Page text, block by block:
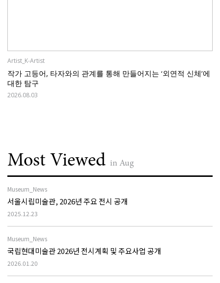
Artist_K-Artist
작가 고등어, 타자와의 관계를 통해 만들어지는 ‘외연적 신체’에
대한 탐구
2026.08.03
Most Viewed in Aug
Museum_News
서울시립미술관, 2026년 주요 전시 공개
2025.12.23
Museum_News
국립현대미술관 2026년 전시계획 및 주요사업 공개
2026.01.20